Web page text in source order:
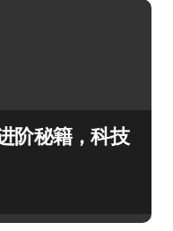
阶秘籍，科技